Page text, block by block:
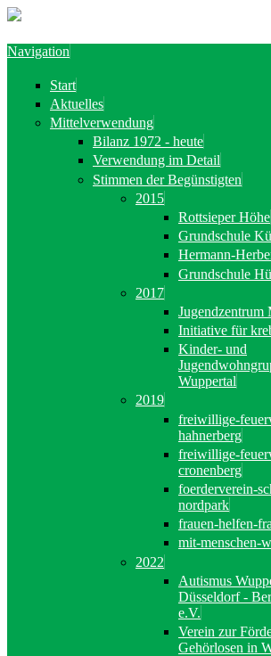
Direkt zum Inhalt
Navigation
Start
Aktuelles
Mittelverwendung
Bilanz 1972 - heute
Verwendung im Detail
Stimmen der Begünstigten
2015
Rottsieper Höhe
Grundschule
Hermann-
Grundschule
2017
Jugendzentrum
Initiative für
Kinder- und
Wuppertal
2019
freiwillige-
hahnerberg
freiwillige-
cronenberg
foerderverein-
nordpark
frauen-helfen-
mit-menschen-
2022
Autismus
Düsseldorf -
e.V.
Verein zur
Gehörlosen in